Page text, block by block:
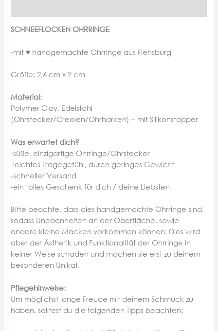
SCHNEEFLOCKEN OHRRINGE
-mit ♥ handgemachte Ohrringe aus Flensburg
Größe: 2,6 cm x 2 cm
Material:
Polymer Clay, Edelstahl
(Ohrstecker/Creolen/Ohrharken) – mit Silikonstopper
Was erwartet dich?
-süße, einzigartige Ohrringe/Ohrstecker
-leichtes Tragegefühl, durch geringes Gewicht
-schneller Versand
-ein tolles Geschenk für dich / deine Liebsten
Bitte beachte, dass dies handgemachte Ohrringe sind,
sodass Unebenheiten an der Oberfläche, sowie
andere kleine Macken vorkommen können. Dies wird
aber der Ästhetik und Funktionalität der Ohrringe in
keiner Weise schaden und machen sie erst zu deinem
besonderen Unikat.
Pflegehinweise:
Um möglichst lange Freude mit deinem Schmuck zu
haben, solltest du die folgenden Tipps beachten: